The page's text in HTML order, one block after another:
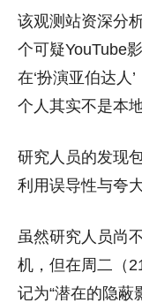
该观测站资深分
个可疑YouTube
在‘扮演亚伯达人
个人其实不是本
研究人员的发现
利用误导性与夸
虽然研究人员尚
机，但在周二（
记为“潜在的隐蔽